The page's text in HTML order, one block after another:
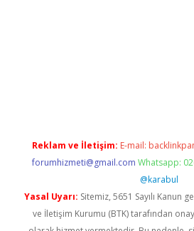
Reklam ve İletişim: E-mail:
forumhizmeti@gmail.com Whatsapp:
@karabul
Yasal Uyarı: Sitemiz, 5651 Sayılı Kanun
ve İletişim Kurumu (BTK) tarafından